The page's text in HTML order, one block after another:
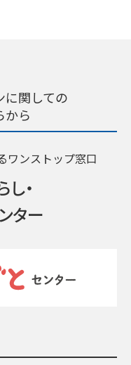
に関しての
から
ワンストップ窓口
・
ター